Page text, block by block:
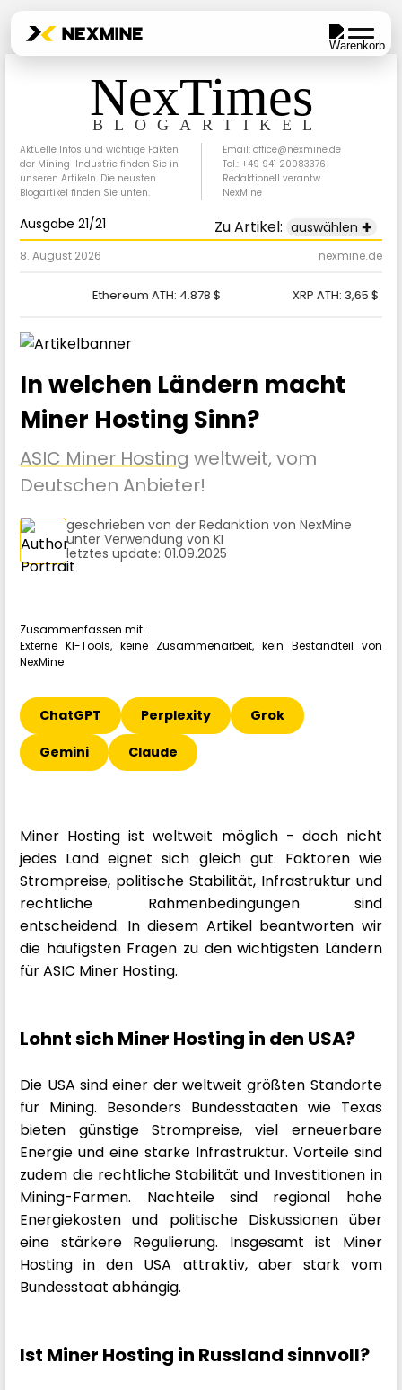
NexTimes
BLOGARTIKEL
Aktuelle Infos und wichtige Fakten
der Mining-Industrie finden Sie in
unseren Artikeln. Die neusten
Blogartikel finden Sie unten.
Email: office@nexmine.de
Tel.: +49 941 20083376
Redaktionell verantw.
NexMine
Ausgabe 21/21 Zu Artikel: auswählen ✚
8. August 2026 nexmine.de
Ethereum ATH:4.878 $ XRP ATH:3,65 $
In welchen Ländern macht
Miner Hosting Sinn?
ASIC Miner Hosting weltweit, vom
Deutschen Anbieter!
geschrieben von der Redanktion von NexMine
unter Verwendung von KI
letztes update: 01.09.2025
Zusammenfassen mit:
Externe KI-Tools, keine Zusammenarbeit, kein Bestandteil von
NexMine
ChatGPT Perplexity Grok
Gemini Claude
Miner Hosting ist weltweit möglich - doch nicht
jedes Land eignet sich gleich gut. Faktoren wie
Strompreise, politische Stabilität, Infrastruktur und
rechtliche Rahmenbedingungen sind
entscheidend. In diesem Artikel beantworten wir
die häufigsten Fragen zu den wichtigsten Ländern
für ASIC Miner Hosting.
Lohnt sich Miner Hosting in den USA?
Die USA sind einer der weltweit größten Standorte
für Mining. Besonders Bundesstaaten wie Texas
bieten günstige Strompreise, viel erneuerbare
Energie und eine starke Infrastruktur. Vorteile sind
zudem die rechtliche Stabilität und Investitionen in
Mining-Farmen. Nachteile sind regional hohe
Energiekosten und politische Diskussionen über
eine stärkere Regulierung. Insgesamt ist Miner
Hosting in den USA attraktiv, aber stark vom
Bundesstaat abhängig.
Ist Miner Hosting in Russland sinnvoll?